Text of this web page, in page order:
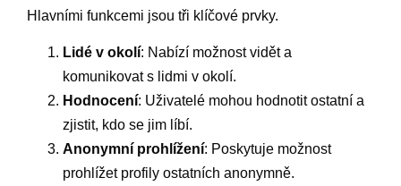
Hlavními funkcemi jsou tři klíčové prvky.
Lidé v okolí: Nabízí možnost vidět a
komunikovat s lidmi v okolí.
Hodnocení: Uživatelé mohou hodnotit ostatní a
zjistit, kdo se jim líbí.
Anonymní prohlížení: Poskytuje možnost
prohlížet profily ostatních anonymně.